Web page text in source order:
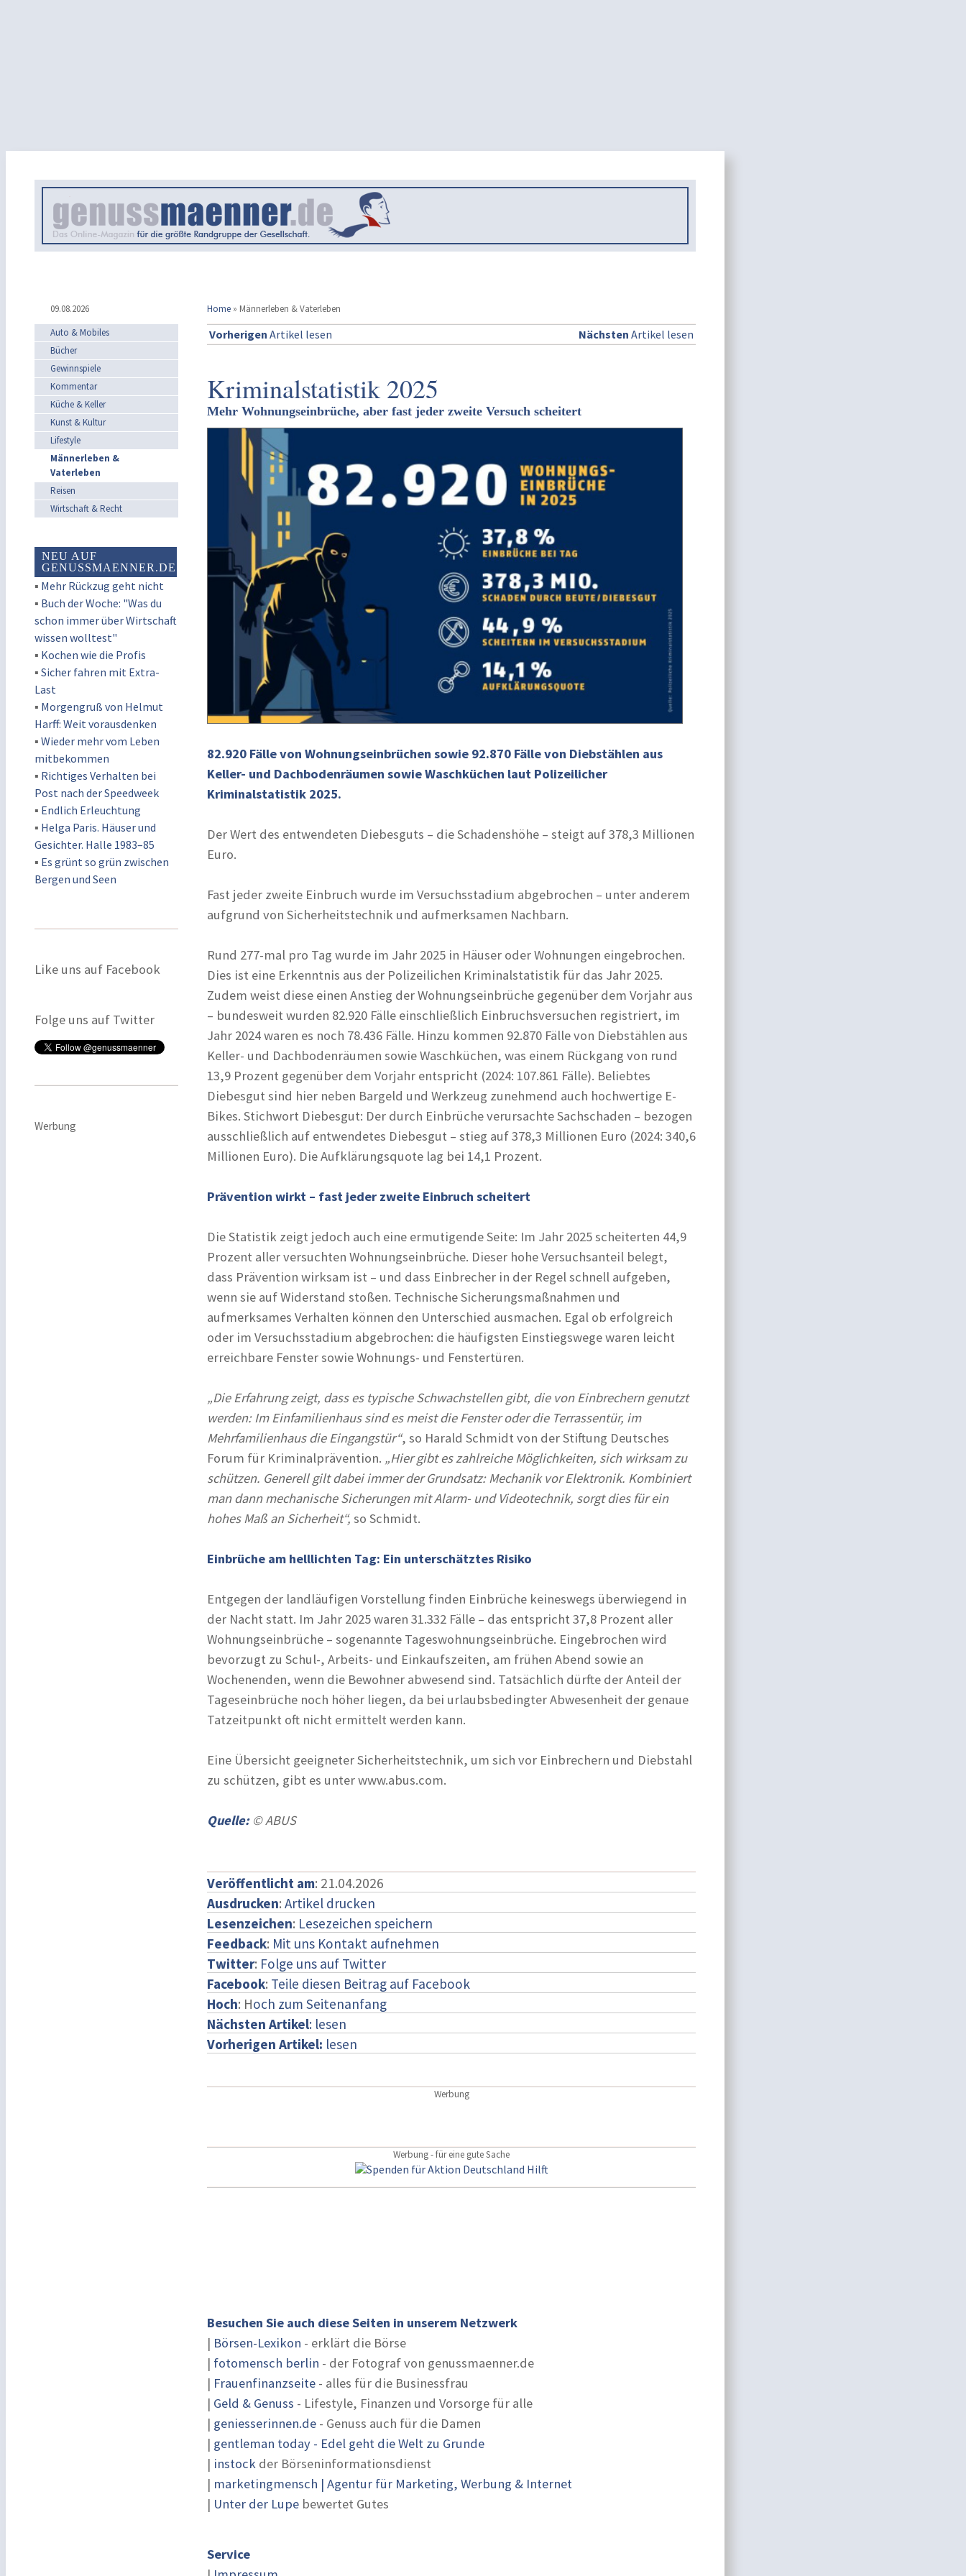
09.08.2026 Home » Männerleben & Vaterleben
Auto & Mobiles
Bücher
Gewinnspiele
Kommentar
Küche & Keller
Kunst & Kultur
Lifestyle
Männerleben &
Vaterleben
Reisen
Wirtschaft & Recht
NEU AUF
GENUSSMAENNER.DE
▪ Mehr Rückzug geht nicht
▪ Buch der Woche: "Was du
schon immer über Wirtschaft
wissen wolltest"
▪ Kochen wie die Profis
▪ Sicher fahren mit Extra-
Last
▪ Morgengruß von Helmut
Harff: Weit vorausdenken
▪ Wieder mehr vom Leben
mitbekommen
▪ Richtiges Verhalten bei
Post nach der Speedweek
▪ Endlich Erleuchtung
▪ Helga Paris. Häuser und
Gesichter. Halle 1983–85
▪ Es grünt so grün zwischen
Bergen und Seen
Like uns auf Facebook
Folge uns auf Twitter
Werbung
Vorherigen Artikel lesen Nächsten Artikel lesen
Kriminalstatistik 2025
Mehr Wohnungseinbrüche, aber fast jeder zweite Versuch scheitert
82.920 Fälle von Wohnungseinbrüchen sowie 92.870 Fälle von Diebstählen aus
Keller- und Dachbodenräumen sowie Waschküchen laut Polizeilicher
Kriminalstatistik 2025.
Der Wert des entwendeten Diebesguts – die Schadenshöhe – steigt auf 378,3 Millionen
Euro.
Fast jeder zweite Einbruch wurde im Versuchsstadium abgebrochen – unter anderem
aufgrund von Sicherheitstechnik und aufmerksamen Nachbarn.
Rund 277-mal pro Tag wurde im Jahr 2025 in Häuser oder Wohnungen eingebrochen.
Dies ist eine Erkenntnis aus der Polizeilichen Kriminalstatistik für das Jahr 2025.
Zudem weist diese einen Anstieg der Wohnungseinbrüche gegenüber dem Vorjahr aus
– bundesweit wurden 82.920 Fälle einschließlich Einbruchsversuchen registriert, im
Jahr 2024 waren es noch 78.436 Fälle. Hinzu kommen 92.870 Fälle von Diebstählen aus
Keller- und Dachbodenräumen sowie Waschküchen, was einem Rückgang von rund
13,9 Prozent gegenüber dem Vorjahr entspricht (2024: 107.861 Fälle). Beliebtes
Diebesgut sind hier neben Bargeld und Werkzeug zunehmend auch hochwertige E-
Bikes. Stichwort Diebesgut: Der durch Einbrüche verursachte Sachschaden – bezogen
ausschließlich auf entwendetes Diebesgut – stieg auf 378,3 Millionen Euro (2024: 340,6
Millionen Euro). Die Aufklärungsquote lag bei 14,1 Prozent.
Prävention wirkt – fast jeder zweite Einbruch scheitert
Die Statistik zeigt jedoch auch eine ermutigende Seite: Im Jahr 2025 scheiterten 44,9
Prozent aller versuchten Wohnungseinbrüche. Dieser hohe Versuchsanteil belegt,
dass Prävention wirksam ist – und dass Einbrecher in der Regel schnell aufgeben,
wenn sie auf Widerstand stoßen. Technische Sicherungsmaßnahmen und
aufmerksames Verhalten können den Unterschied ausmachen. Egal ob erfolgreich
oder im Versuchsstadium abgebrochen: die häufigsten Einstiegswege waren leicht
erreichbare Fenster sowie Wohnungs- und Fenstertüren.
„Die Erfahrung zeigt, dass es typische Schwachstellen gibt, die von Einbrechern genutzt
werden: Im Einfamilienhaus sind es meist die Fenster oder die Terrassentür, im
Mehrfamilienhaus die Eingangstür“, so Harald Schmidt von der Stiftung Deutsches
Forum für Kriminalprävention. „Hier gibt es zahlreiche Möglichkeiten, sich wirksam zu
schützen. Generell gilt dabei immer der Grundsatz: Mechanik vor Elektronik. Kombiniert
man dann mechanische Sicherungen mit Alarm- und Videotechnik, sorgt dies für ein
hohes Maß an Sicherheit“, so Schmidt.
Einbrüche am helllichten Tag: Ein unterschätztes Risiko
Entgegen der landläufigen Vorstellung finden Einbrüche keineswegs überwiegend in
der Nacht statt. Im Jahr 2025 waren 31.332 Fälle – das entspricht 37,8 Prozent aller
Wohnungseinbrüche – sogenannte Tageswohnungseinbrüche. Eingebrochen wird
bevorzugt zu Schul-, Arbeits- und Einkaufszeiten, am frühen Abend sowie an
Wochenenden, wenn die Bewohner abwesend sind. Tatsächlich dürfte der Anteil der
Tageseinbrüche noch höher liegen, da bei urlaubsbedingter Abwesenheit der genaue
Tatzeitpunkt oft nicht ermittelt werden kann.
Eine Übersicht geeigneter Sicherheitstechnik, um sich vor Einbrechern und Diebstahl
zu schützen, gibt es unter www.abus.com.
Quelle:© ABUS
Veröffentlicht am: 21.04.2026
Ausdrucken: Artikel drucken
Lesenzeichen: Lesezeichen speichern
Feedback: Mit uns Kontakt aufnehmen
Twitter: Folge uns auf Twitter
Facebook: Teile diesen Beitrag auf Facebook
Hoch: Hoch zum Seitenanfang
Nächsten Artikel: lesen
Vorherigen Artikel: lesen
Werbung
Werbung - für eine gute Sache
Besuchen Sie auch diese Seiten in unserem Netzwerk
| Börsen-Lexikon - erklärt die Börse
| fotomensch berlin - der Fotograf von genussmaenner.de
| Frauenfinanzseite - alles für die Businessfrau
| Geld & Genuss - Lifestyle, Finanzen und Vorsorge für alle
| geniesserinnen.de - Genuss auch für die Damen
| gentleman today - Edel geht die Welt zu Grunde
| instock der Börseninformationsdienst
| marketingmensch | Agentur für Marketing, Werbung & Internet
| Unter der Lupe bewertet Gutes
Service